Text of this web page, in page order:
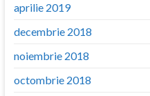
aprilie 2019
decembrie 2018
noiembrie 2018
octombrie 2018